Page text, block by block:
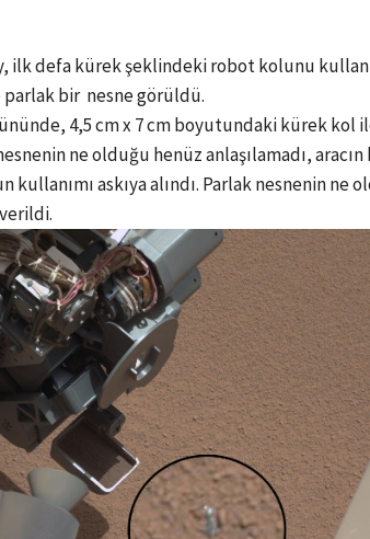
ilk defa kürek şeklindeki robot kolunu
bir nesne görüldü.
4,5 cm x 7 cm boyutundaki kürek kol
ne olduğu henüz anlaşılamadı, aracın
askıya alındı. Parlak nesnenin ne